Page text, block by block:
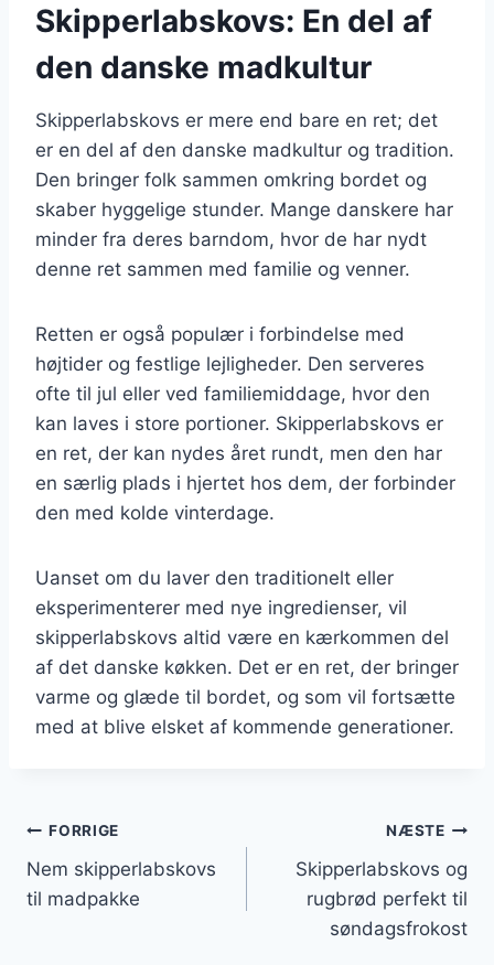
Skipperlabskovs: En del af
den danske madkultur
Skipperlabskovs er mere end bare en ret; det
er en del af den danske madkultur og tradition.
Den bringer folk sammen omkring bordet og
skaber hyggelige stunder. Mange danskere har
minder fra deres barndom, hvor de har nydt
denne ret sammen med familie og venner.
Retten er også populær i forbindelse med
højtider og festlige lejligheder. Den serveres
ofte til jul eller ved familiemiddage, hvor den
kan laves i store portioner. Skipperlabskovs er
en ret, der kan nydes året rundt, men den har
en særlig plads i hjertet hos dem, der forbinder
den med kolde vinterdage.
Uanset om du laver den traditionelt eller
eksperimenterer med nye ingredienser, vil
skipperlabskovs altid være en kærkommen del
af det danske køkken. Det er en ret, der bringer
varme og glæde til bordet, og som vil fortsætte
med at blive elsket af kommende generationer.
Indlægsnavigation
FORRIGE
Nem skipperlabskovs
til madpakke
NÆSTE
Skipperlabskovs og
rugbrød perfekt til
søndagsfrokost